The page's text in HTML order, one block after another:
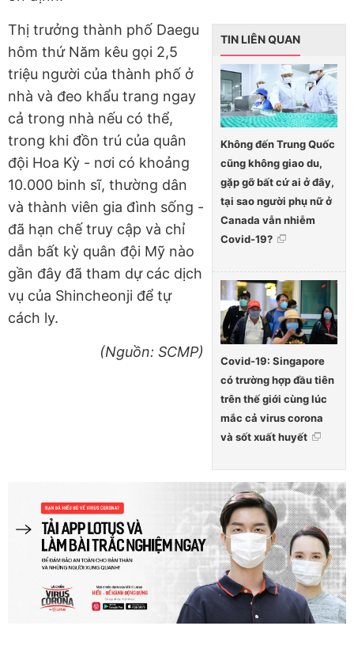
TIN LIÊN QUAN
Không đến Trung Quốc
cũng không giao du,
gặp gỡ bất cứ ai ở đây,
tại sao người phụ nữ ở
Canada vẫn nhiễm
Covid-19?
Covid-19: Singapore
có trường hợp đầu tiên
trên thế giới cùng lúc
mắc cả virus corona
và sốt xuất huyết
Thị trưởng thành phố Daegu
hôm thứ Năm kêu gọi 2,5
triệu người của thành phố ở
nhà và đeo khẩu trang ngay
cả trong nhà nếu có thể,
trong khi đồn trú của quân
đội Hoa Kỳ - nơi có khoảng
10.000 binh sĩ, thường dân
và thành viên gia đình sống -
đã hạn chế truy cập và chỉ
dẫn bất kỳ quân đội Mỹ nào
gần đây đã tham dự các dịch
vụ của Shincheonji để tự
cách ly.
(Nguồn: SCMP)